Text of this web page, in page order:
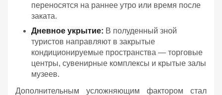
переносятся на раннее утро или время после
заката.
Дневное укрытие: В полуденный зной
туристов направляют в закрытые
кондиционируемые пространства — торговые
центры, сувенирные комплексы и крытые залы
музеев.
Дополнительным усложняющим фактором стал